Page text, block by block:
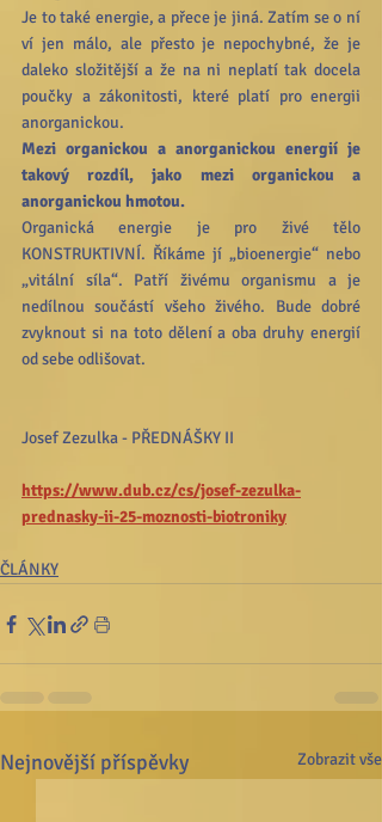
Je to také energie, a přece je jiná. Zatím se o ní
ví jen málo, ale přesto je nepochybné, že je
daleko složitější a že na ni neplatí tak docela
poučky a zákonitosti, které platí pro energii
anorganickou.
Mezi organickou a anorganickou energií je
takový rozdíl, jako mezi organickou a
anorganickou hmotou.
Organická energie je pro živé tělo
KONSTRUKTIVNÍ. Říkáme jí „bioenergie“ nebo
„vitální síla“. Patří živému organismu a je
nedílnou součástí všeho živého. Bude dobré
zvyknout si na toto dělení a oba druhy energií
od sebe odlišovat.
Josef Zezulka - PŘEDNÁŠKY II
https://www.dub.cz/cs/josef-zezulka-
prednasky-ii-25-moznosti-biotroniky
ČLÁNKY
Nejnovější příspěvky Zobrazit vše